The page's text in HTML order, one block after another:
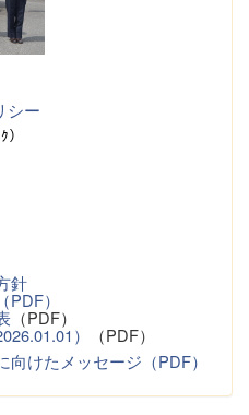
シー
針
）
（PDF）
）
（PDF）
けたメッセージ（PDF）